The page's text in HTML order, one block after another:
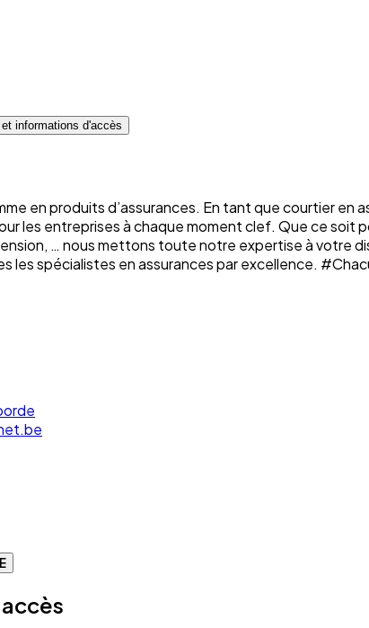
informations d'accès
en produits d’assurances. En tant que courtier
les entreprises à chaque moment clef. Que ce
… nous mettons toute notre expertise à votre
les spécialistes en assurances par excellence.